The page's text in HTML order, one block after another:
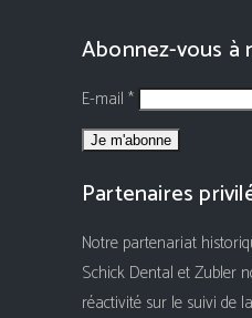
Abonnez-vous
E-mail *
Partenaires
Notre partenariat
Schick Dental et Zubler
réactivité sur le suivi de